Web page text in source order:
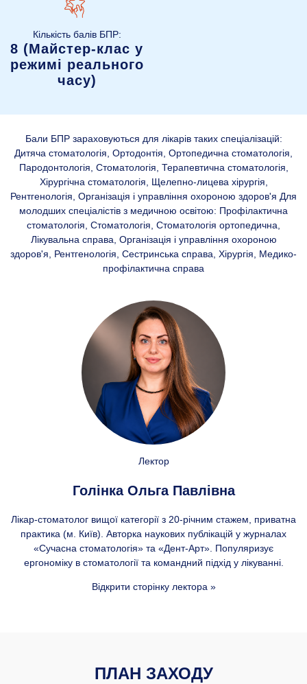
Кількість балів БПР:
8 (Майстер-клас у
режимі реального
часу)
Бали БПР зараховуються для лікарів таких спеціалізацій:
Дитяча стоматологія, Ортодонтія, Ортопедична стоматологія,
Пародонтологія, Стоматологія, Терапевтична стоматологія,
Хірургічна стоматологія, Щелепно-лицева хірургія,
Рентгенологія, Організація і управління охороною здоров'я Для
молодших спеціалістів з медичною освітою: Профілактична
стоматологія, Стоматологія, Стоматологія ортопедична,
Лікувальна справа, Організація і управління охороною
здоров'я, Рентгенологія, Сестринська справа, Хірургія, Медико-
профілактична справа
Лектор
Голінка Ольга Павлівна
Лікар-стоматолог вищої категорії з 20-річним стажем, приватна
практика (м. Київ). Авторка наукових публікацій у журналах
«Сучасна стоматологія» та «Дент-Арт». Популяризує
ергономіку в стоматології та командний підхід у лікуванні.
Відкрити сторінку лектора »
ПЛАН ЗАХОДУ